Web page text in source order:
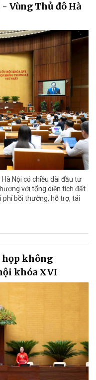
Vùng Thủ đô Hà
Nội có chiều dài đầu tư
với tổng diện tích đất
phí bồi thường, hỗ trợ, tái
họp không
khóa XVI